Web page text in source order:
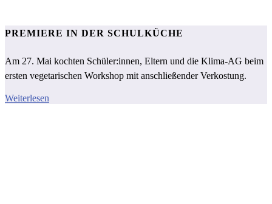
PREMIERE IN DER SCHULKÜCHE
Am 27. Mai kochten Schüler:innen, Eltern und die Klima‑AG beim
ersten vegetarischen Workshop mit anschließender Verkostung.
Weiterlesen